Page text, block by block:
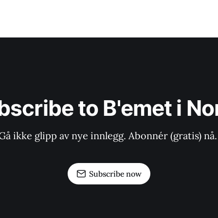
to B'emet i
ikke glipp av nye innlegg. Abonnér (gratis)
Subscribe now